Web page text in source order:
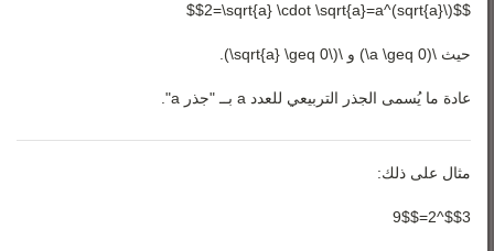
$$(\sqrt{a})^2=\sqrt{a} \cdot \sqrt{a}=a$$
حيث \(a \geq 0\) و \(\sqrt{a} \geq 0\).
عادة ما يُسمى الجذر التربيعي للعدد a بــ "جذر a".
مثال على ذلك:
$$3^2=9$$